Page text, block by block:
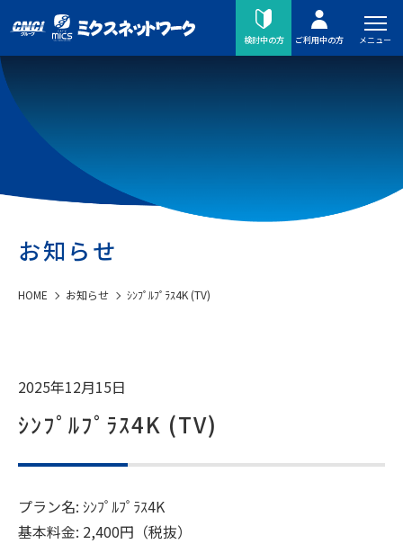
検討中の方 ご利用中の方 メニュー
お知らせ
HOME お知らせ ｼﾝﾌﾟﾙﾌﾟﾗｽ4K (TV)
2025年12月15日
ｼﾝﾌﾟﾙﾌﾟﾗｽ4K (TV)
プラン名: ｼﾝﾌﾟﾙﾌﾟﾗｽ4K
基本料金: 2,400円（税抜）